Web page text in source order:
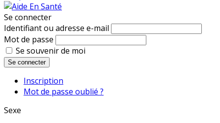
Se connecter
Identifiant ou adresse e-mail
Mot de passe
Se souvenir de moi
Se connecter
Inscription
Mot de passe oublié ?
Sexe